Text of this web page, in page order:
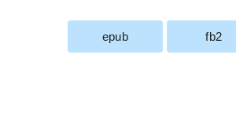
epub fb2